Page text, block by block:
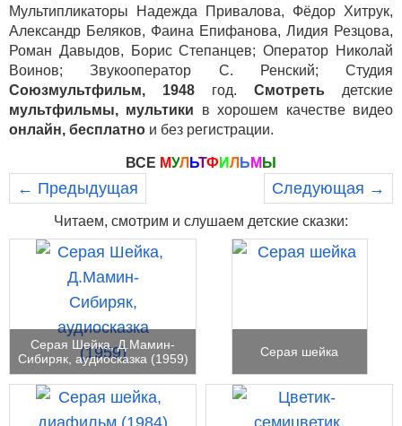
Мультипликаторы Надежда Привалова, Фёдор Хитрук,
Александр Беляков, Фаина Епифанова, Лидия Резцова,
Роман Давыдов, Борис Степанцев; Оператор Николай
Воинов; Звукооператор С. Ренский; Студия
Союзмультфильм, 1948 год. Смотреть детские
мультфильмы, мультики в хорошем качестве видео
онлайн, бесплатно и без регистрации.
ВСЕ МУЛ ЬТФ ИЛ Ь М Ы
← Предыдущая Следующая →
Читаем, смотрим и слушаем детские сказки:
Серая Шейка, Д.Мамин-
Сибиряк, аудиосказка (1959)
Серая шейка